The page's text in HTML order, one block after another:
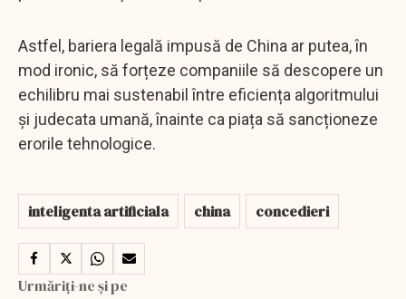
Astfel, bariera legală impusă de China ar putea, în
mod ironic, să forțeze companiile să descopere un
echilibru mai sustenabil între eficiența algoritmului
și judecata umană, înainte ca piața să sancționeze
erorile tehnologice.
inteligenta artificiala china concedieri
Urmăriți-ne și pe